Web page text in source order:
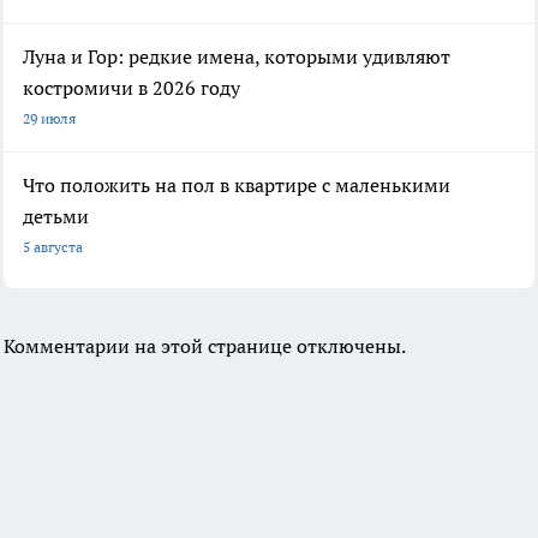
Луна и Гор: редкие имена, которыми удивляют
костромичи в 2026 году
29 июля
Что положить на пол в квартире с маленькими
детьми
5 августа
Комментарии на этой странице отключены.